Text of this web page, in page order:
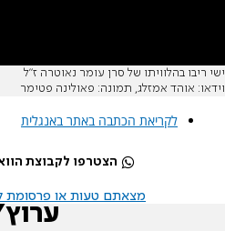
ישי ריבו בהלוויתו של סרן עומר נאוטרה ז"ל
וידאו: אוהד אמזלג, תמונה: פאולינה פטימר
לקריאת הכתבה באתר באנגלית
הצטרפו לקבוצת
מצאתם טעות או פרסומת